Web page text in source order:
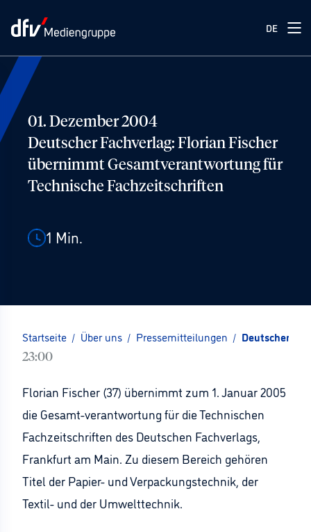
DE
01. Dezember 2004
Deutscher Fachverlag: Florian Fischer
übernimmt Gesamtverantwortung für
Technische Fachzeitschriften
1 Min.
Startseite / Über uns / Pressemitteilungen / Deutscher
23:00
Florian Fischer (37) übernimmt zum 1. Januar 2005
die Gesamt-verantwortung für die Technischen
Fachzeitschriften des Deutschen Fachverlags,
Frankfurt am Main. Zu diesem Bereich gehören
Titel der Papier- und Verpackungstechnik, der
Textil- und der Umwelttechnik.